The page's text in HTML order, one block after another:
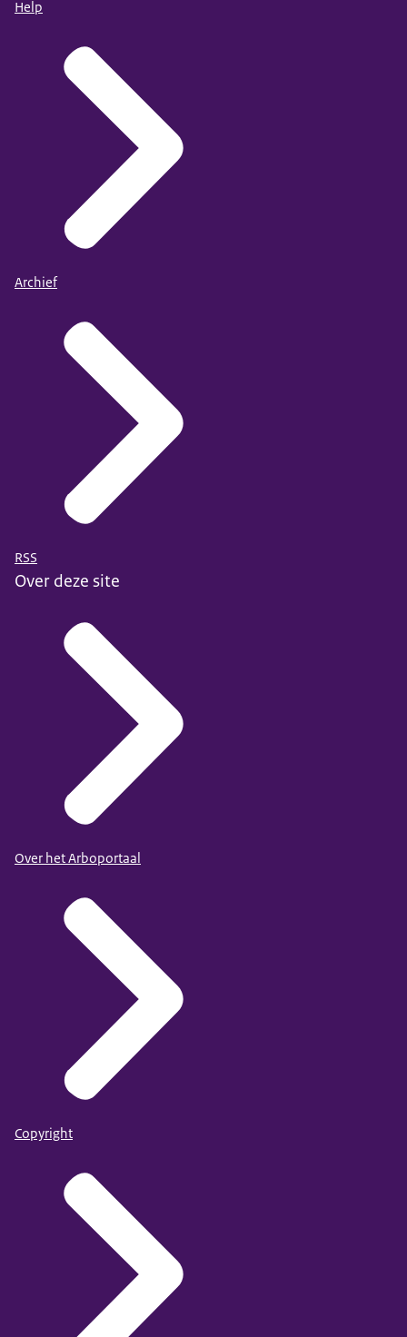
Help
Archief
RSS
Over deze site
Over het Arboportaal
Copyright